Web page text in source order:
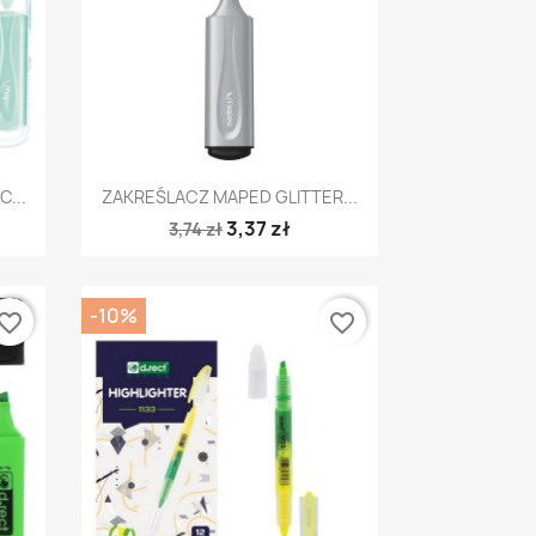
 Szybki podgląd
ZAKREŚLACZ MAPED GLITTER...
3,74 zł3,37 zł
-10% favorite_border